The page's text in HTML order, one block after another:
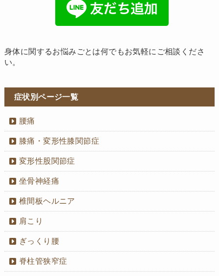
身体に関するお悩みごとは何でもお気軽にご相談くださ
い。
症状別ページ一覧
腰痛
膝痛・変形性膝関節症
変形性股関節症
坐骨神経痛
椎間板ヘルニア
肩こり
ぎっくり腰
脊柱管狭窄症